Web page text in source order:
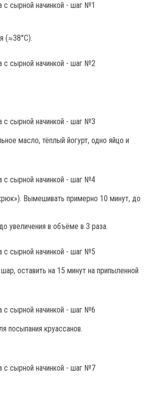
(≈38°С).
масло, тёплый йогурт, одно яйцо и
Вымешивать примерно 10 минут, до
увеличения в объёме в 3 раза.
оставить на 15 минут на припыленной
посыпания круассанов.